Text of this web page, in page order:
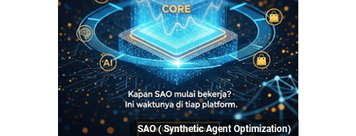
SAO ( Synthetic Agent Optimization)